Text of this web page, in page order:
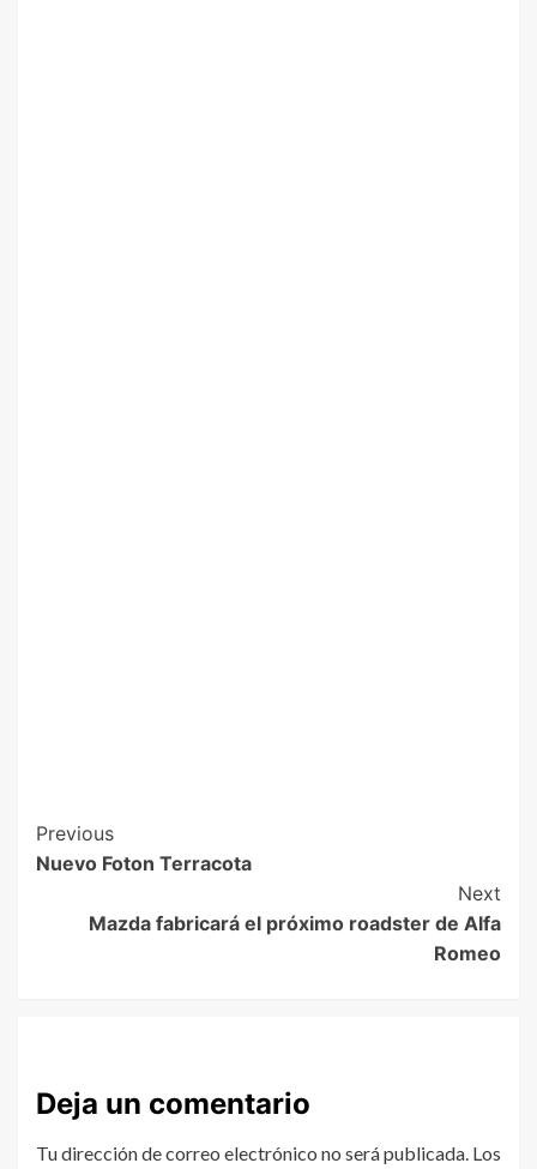
Previous
Nuevo Foton Terracota
Next
Mazda fabricará el próximo roadster de Alfa
Romeo
Deja un comentario
Tu dirección de correo electrónico no será publicada. Los